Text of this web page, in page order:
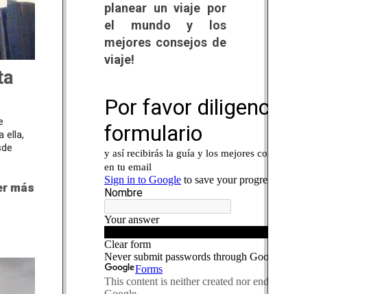
ella,
más
planear un viaje por
el mundo y los
mejores consejos de
viaje!